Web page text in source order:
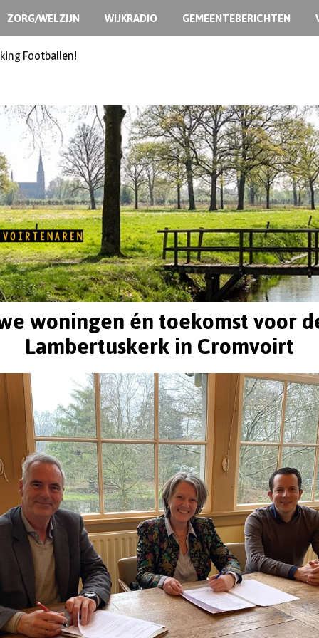
ZORG/WELZIJN WIJKRADIO GEMEENTEBERICHTEN
Footballen!
woningen én toekomst voor
Lambertuskerk in Cromvoirt